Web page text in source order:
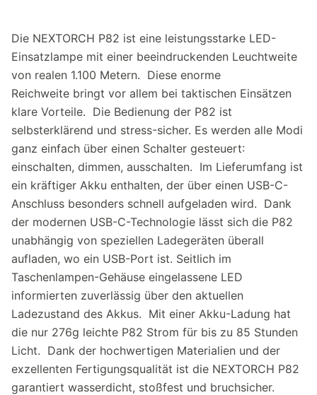
Die NEXTORCH P82 ist eine leistungsstarke LED-
Einsatzlampe mit einer beeindruckenden Leuchtweite
von realen 1.100 Metern. Diese enorme
Reichweite bringt vor allem bei taktischen Einsätzen
klare Vorteile. Die Bedienung der P82 ist
selbsterklärend und stress-sicher. Es werden alle Modi
ganz einfach über einen Schalter gesteuert:
einschalten, dimmen, ausschalten. Im Lieferumfang ist
ein kräftiger Akku enthalten, der über einen USB-C-
Anschluss besonders schnell aufgeladen wird. Dank
der modernen USB-C-Technologie lässt sich die P82
unabhängig von speziellen Ladegeräten überall
aufladen, wo ein USB-Port ist. Seitlich im
Taschenlampen-Gehäuse eingelassene LED
informierten zuverlässig über den aktuellen
Ladezustand des Akkus. Mit einer Akku-Ladung hat
die nur 276g leichte P82 Strom für bis zu 85 Stunden
Licht. Dank der hochwertigen Materialien und der
exzellenten Fertigungsqualität ist die NEXTORCH P82
garantiert wasserdicht, stoßfest und bruchsicher.